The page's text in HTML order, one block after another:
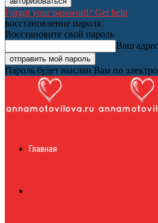
Forgot your password? Get help
восстановление пароля
Восстановите свой пароль
Ваш
Пароль будет выслан Вам по
журналГлавная